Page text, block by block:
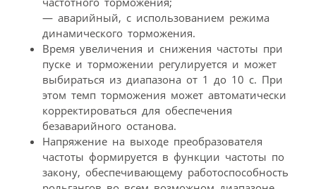
— аварийный, с использованием режима
динамического торможения.
Время увеличения и снижения частоты при
пуске и торможении регулируется и может
выбираться из диапазона от 1 до 10 с. При
этом темп торможения может автоматически
корректироваться для обеспечения
безаварийного останова.
Напряжение на выходе преобразователя
частоты формируется в функции частоты по
закону, обеспечивающему работоспособность